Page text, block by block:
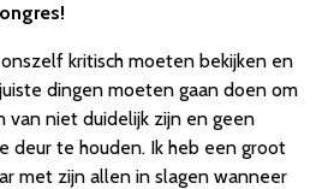
kritisch moeten bekijken en
dingen moeten gaan doen om
van niet duidelijk zijn en geen
deur te houden. Ik heb een groot
met zijn allen in slagen wanneer